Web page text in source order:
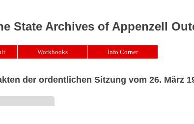
der ordentlichen Sitzung vom 26. März
State Archives of Appenzell
Workbooks Info Corner